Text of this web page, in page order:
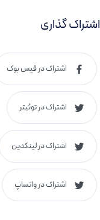
اشتراک گذاری
اشتراک در فیس بوک
اشتراک در توئیتر
اشتراک در لینکدین
اشتراک در واتساپ